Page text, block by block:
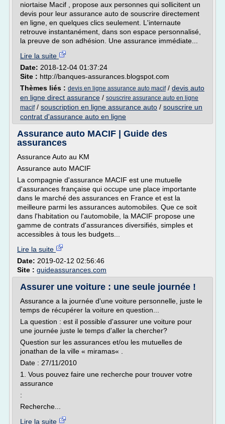
niortaise Macif , propose aux personnes qui sollicitent un
devis pour leur assurance auto de souscrire directement
en ligne, en quelques clics seulement. L'internaute
retrouve instantanément, dans son espace personnalisé,
la preuve de son adhésion. Une assurance immédiate...
Lire la suite
Date: 2018-12-04 01:37:24
Site : http://banques-assurances.blogspot.com
Thèmes liés : devis en ligne assurance auto macif/ devis auto
en ligne direct assurance / souscrire assurance auto en ligne
macif/ souscription en ligne assurance auto / souscrire un
contrat d'assurance auto en ligne
Assurance auto MACIF | Guide des
assurances
Assurance Auto au KM
Assurance auto MACIF
La compagnie d'assurance MACIF est une mutuelle
d'assurances française qui occupe une place importante
dans le marché des assurances en France et est la
meilleure parmi les assurances automobiles. Que ce soit
dans l'habitation ou l'automobile, la MACIF propose une
gamme de contrats d'assurances diversifiés, simples et
accessibles à tous les budgets...
Lire la suite
Date: 2019-02-12 02:56:46
Site : guideassurances.com
Assurer une voiture : une seule journée !
Assurance a la journée d'une voiture personnelle, juste le
temps de récupérer la voiture en question...
La question : est il possible d'assurer une voiture pour
une journée juste le temps d'aller la chercher?
Question sur les assurances et/ou les mutuelles de
jonathan de la ville « miramas« .
Date : 27/11/2010
1. Vous pouvez faire une recherche pour trouver votre
assurance
:
Recherche...
Lire la suite